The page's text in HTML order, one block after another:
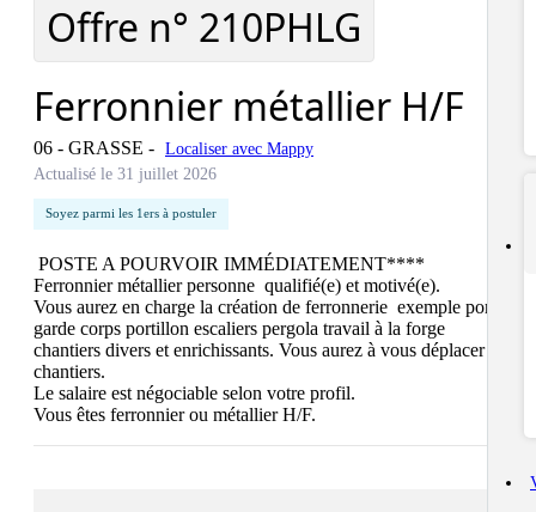
Offre n° 210PHLG
Ferronnier métallier H/F
06 - GRASSE - Localiser avec Mappy
Actualisé le 31 juillet 2026
Soyez parmi les 1ers à postuler
Ferronnier métallier personne  qualifié(e) et motivé(e).
Vous aurez en charge la création de ferronnerie  exemple portail
garde corps portillon escaliers pergola travail à la forge
chantiers divers et enrichissants. Vous aurez à vous déplacer sur
chantiers.
Le salaire est négociable selon votre profil.
Vous êtes ferronnier ou métallier H/F.